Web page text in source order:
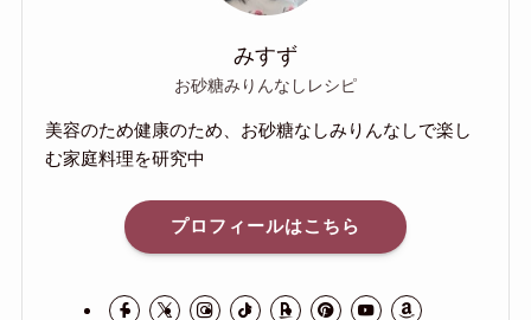
みすず
お砂糖みりんなしレシピ
美容のため健康のため、お砂糖なしみりんなしで楽し
む家庭料理を研究中
プロフィールはこちら